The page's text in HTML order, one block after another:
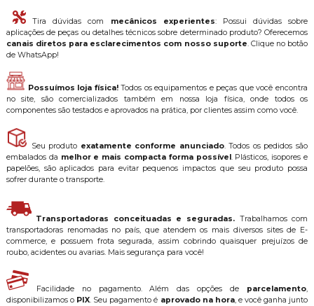
Tira dúvidas com mecânicos experientes: Possui dúvidas sobre
aplicações de peças ou detalhes técnicos sobre determinado produto? Oferecemos
canais diretos para esclarecimentos com nosso suporte. Clique no botão
de WhatsApp!
Possuímos loja física!Todos os equipamentos e peças que você encontra
no site, são comercializados também em nossa loja física, onde todos os
componentes são testados e aprovados na prática, por clientes assim como você.
Seu produto exatamente conforme anunciado. Todos os pedidos são
embalados da melhor e mais compacta forma possível . Plásticos, isopores e
papelões, são aplicados para evitar pequenos impactos que seu produto possa
sofrer durante o transporte.
Transportadoras conceituadas e seguradas. Trabalhamos com
transportadoras renomadas no país, que atendem os mais diversos sites de E-
commerce, e possuem frota segurada, assim cobrindo quaisquer prejuízos de
roubo, acidentes ou avarias. Mais segurança para você!
Facilidade no pagamento. Além das opções de parcelamento,
disponibilizamos o PIX. Seu pagamento é aprovado na hora, e você ganha junto